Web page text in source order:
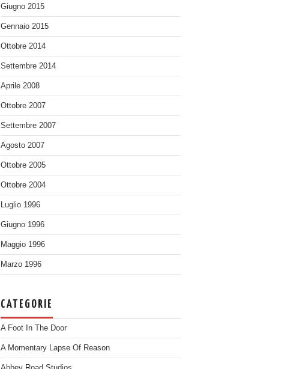
Giugno 2015
Gennaio 2015
Ottobre 2014
Settembre 2014
Aprile 2008
Ottobre 2007
Settembre 2007
Agosto 2007
Ottobre 2005
Ottobre 2004
Luglio 1996
Giugno 1996
Maggio 1996
Marzo 1996
CATEGORIE
A Foot In The Door
A Momentary Lapse Of Reason